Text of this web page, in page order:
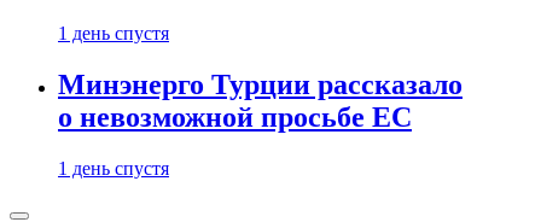
1 день спустя
Минэнерго Турции рассказало
о невозможной просьбе ЕС
1 день спустя